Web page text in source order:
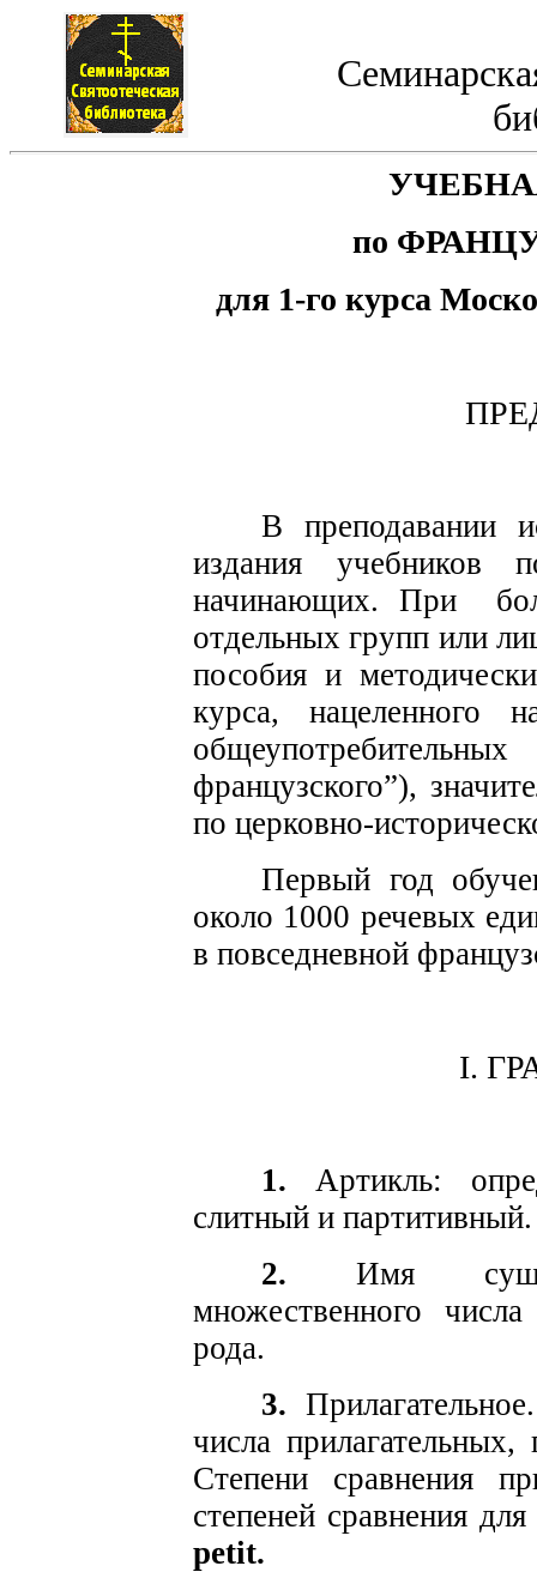
по
для 1-го курса
В преподавании
издания учебников
начинающих. При
отдельных групп или
пособия и
курса, нацеленного
французского”),
по церковно-
Первый год
около 1000 речевых
в повседневной
I.
1. Артикль:
слитный и
2. Имя
множественного
рода.
3.
числа прилагательных,
Степени сравнения
степеней сравнения
petit.